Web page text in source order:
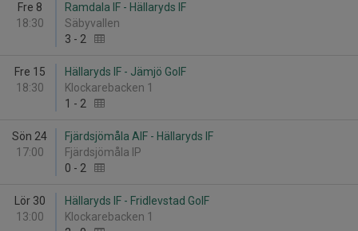
Fre 8
18:30
Ramdala IF - Hällaryds IF
Säbyvallen
3 - 2
Fre 15
18:30
Hällaryds IF - Jämjö GoIF
Klockarebacken 1
1 - 2
Sön 24
17:00
Fjärdsjömåla AIF - Hällaryds IF
Fjärdsjömåla IP
0 - 2
Lör 30
13:00
Hällaryds IF - Fridlevstad GoIF
Klockarebacken 1